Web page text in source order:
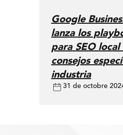
Google
lanza los
para SEO local
consejos
industria
31 de octobre